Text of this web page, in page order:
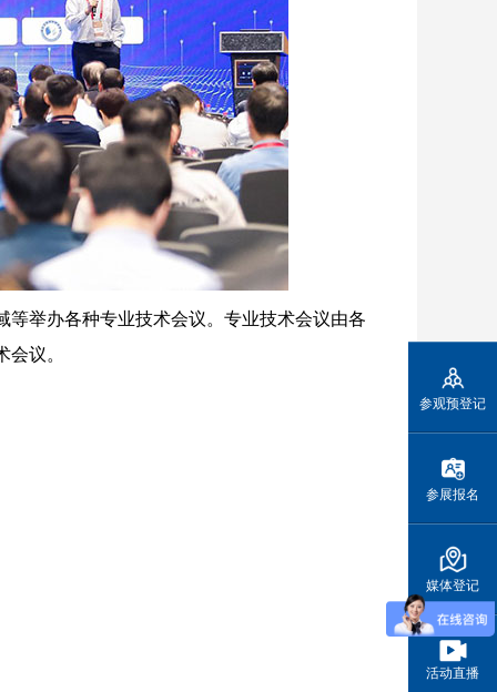
举办各种专业技术会议。专业技术会议由各
议。
参观预登记
参展报名
媒体登记
活动直播